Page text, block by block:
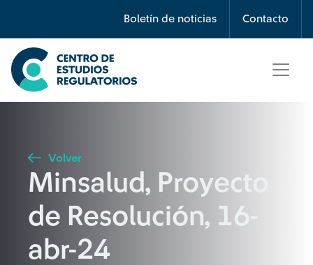
Boletín de noticias Contacto
Búsqueda
Seleccione país
Buscar
Volver
Minsalud, Proyecto
de Resolución, 16-
abr-24